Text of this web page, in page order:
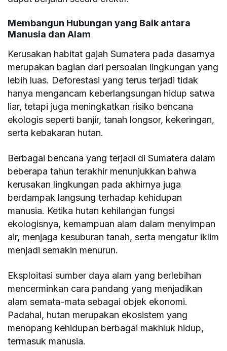
Membangun Hubungan yang Baik antara
Manusia dan Alam
Kerusakan habitat gajah Sumatera pada dasarnya
merupakan bagian dari persoalan lingkungan yang
lebih luas. Deforestasi yang terus terjadi tidak
hanya mengancam keberlangsungan hidup satwa
liar, tetapi juga meningkatkan risiko bencana
ekologis seperti banjir, tanah longsor, kekeringan,
serta kebakaran hutan.
Berbagai bencana yang terjadi di Sumatera dalam
beberapa tahun terakhir menunjukkan bahwa
kerusakan lingkungan pada akhirnya juga
berdampak langsung terhadap kehidupan
manusia. Ketika hutan kehilangan fungsi
ekologisnya, kemampuan alam dalam menyimpan
air, menjaga kesuburan tanah, serta mengatur iklim
menjadi semakin menurun.
Eksploitasi sumber daya alam yang berlebihan
mencerminkan cara pandang yang menjadikan
alam semata-mata sebagai objek ekonomi.
Padahal, hutan merupakan ekosistem yang
menopang kehidupan berbagai makhluk hidup,
termasuk manusia.